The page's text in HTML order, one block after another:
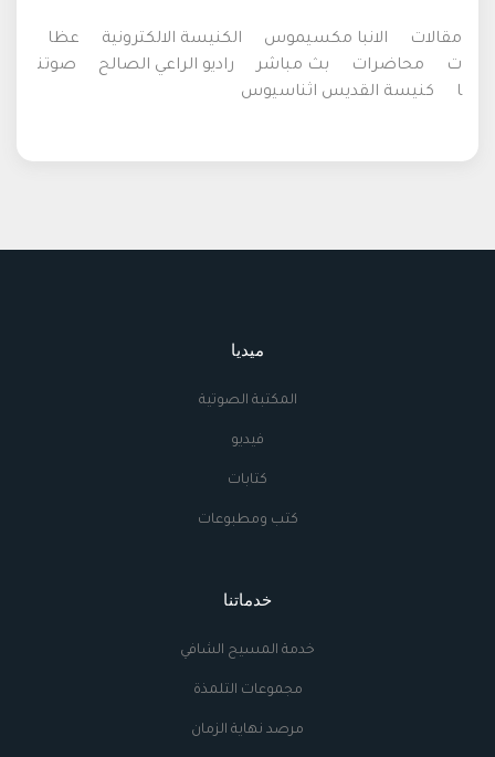
مقالات الانبا مكسيموس الكنيسة الالكترونية
عظا
ت
محاضرات بث مباشر راديو الراعي الصالح
صوتن
ا
كنيسة القديس اثناسيوس
ميديا
المكتبة الصوتية
فيديو
كتابات
كتب ومطبوعات
خدماتنا
خدمة المسيح الشافي
مجموعات التلمذة
مرصد نهاية الزمان